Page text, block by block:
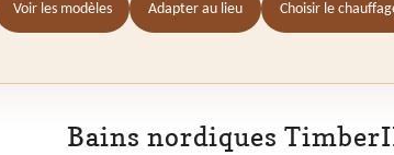
Voir les modèles Adapter au lieu Choisir le
Bains nordiques